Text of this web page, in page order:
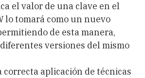
el valor de una clave en el
lo tomará como un nuevo
de esta manera,
versiones del mismo
correcta aplicación de técnicas